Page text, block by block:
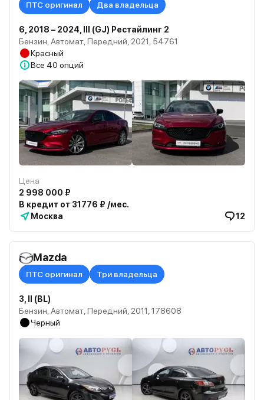
ПТС оригинал Два владельца
6, 2018 – 2024, III (GJ) Рестайлинг 2
Бензин, Автомат, Передний, 2021, 54761
Красный
Все 40 опций
Цена
2 998 000 ₽
В кредит от 31776 ₽ /мес.
Москва
12
Mazda
ПТС оригинал Три владельца
3, II (BL)
Бензин, Автомат, Передний, 2011, 178608
Черный